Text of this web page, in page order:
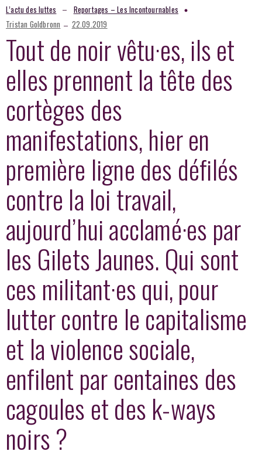
L’actu des luttes – Reportages – Les Incontournables
Tristan Goldbronn – 22.09.2019
Tout de noir vêtu·es, ils et
elles prennent la tête des
cortèges des
manifestations, hier en
première ligne des défilés
contre la loi travail,
aujourd’hui acclamé·es par
les Gilets Jaunes. Qui sont
ces militant·es qui, pour
lutter contre le capitalisme
et la violence sociale,
enfilent par centaines des
cagoules et des k-ways
noirs ?